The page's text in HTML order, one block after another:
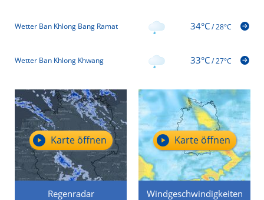
Wetter Ban Khlong Bang Ramat 34°C/28°C
Wetter Ban Khlong Khwang 33°C/27°C
Regenradar
Karte öffnen
Windgeschwindigkeiten
Karte öffnen